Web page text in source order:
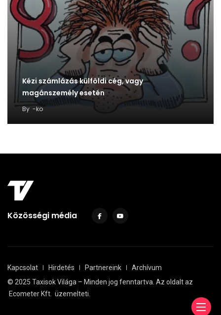
Kézi számlázás külföldi cég, vagy
magánszemély esetén
By -ko
Közösségi média
Kapcsolat Hirdetés Partnereink
Archívum
© 2025 Taxisok Világa – Minden jog fenntartva. Az oldalt az
Ecometer Kft. üzemelteti.